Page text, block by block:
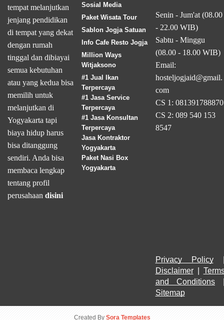
tempat melanjutkan
jenjang pendidikan
di tempat yang dekat
dengan rumah
tinggal dan dibiayai
semua kebutuhan
atau yang kedua bisa
memilih untuk
melanjutkan di
Yogyakarta tapi
biaya hidup harus
bisa ditanggung
sendiri. Anda bisa
membaca lengkap
tentang profil
perusahaan disini
Sosial Media
Paket Wisata Tour
Sablon Jogja Satuan
Info Cafe Resto Jogja
Million Ways
Witjaksono
#1 Jual Ikan
Terpercaya
#1 Jasa Service
Terpercaya
#1 Jasa Konsultan
Terpercaya
Jasa Kontraktor
Yogyakarta
Paket Nasi Box
Yogyakarta
Senin - Jum'at (08.00
- 22.00 WIB)
Sabtu - Minggu
(08.00 - 18.00 WIB)
Email:
hosteljogjaid@gmail.
com
CS 1: 081391788870
CS 2: 089 540 153
8547
Privacy Policy
Disclaimer |
and Conditions
Sitemap
Created By Sora Templates